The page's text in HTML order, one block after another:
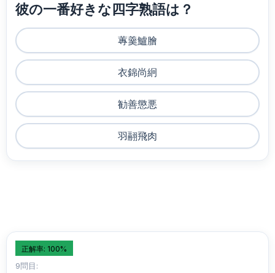
彼の一番好きな四字熟語は？
蓴羹鱸膾
衣錦尚絅
勧善懲悪
羽翮飛肉
正解率: 100%
9問目: